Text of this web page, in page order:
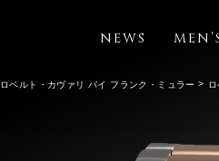
NEWS
ロベルト・カヴァリ バイ フランク・ミュラー